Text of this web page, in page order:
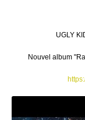
UGLY
Nouvel album